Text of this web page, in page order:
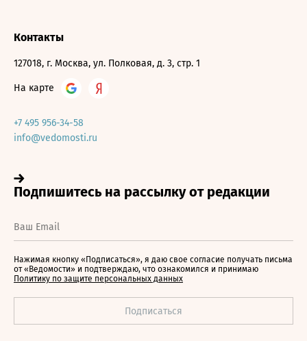
Контакты
127018, г. Москва, ул. Полковая, д. 3, стр. 1
На карте
+7 495 956-34-58
info@vedomosti.ru
Нажимая кнопку «Подписаться», я даю свое согласие получать письма
от «Ведомости» и подтверждаю, что ознакомился и принимаю
Политику по защите персональных данных